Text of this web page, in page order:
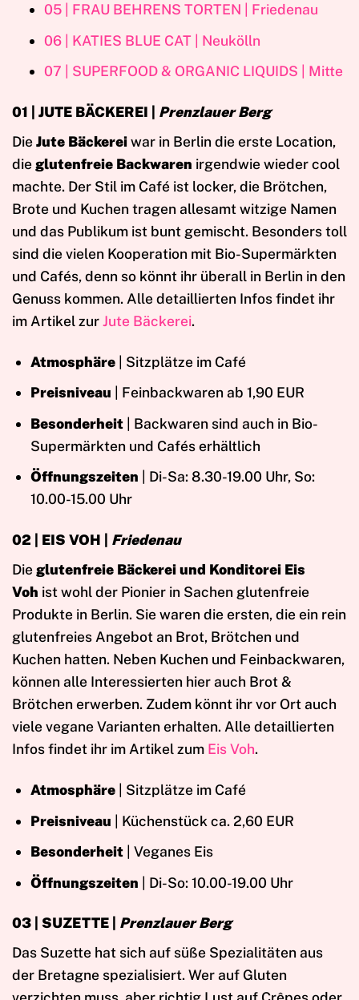
05 | FRAU BEHRENS TORTEN | Friedenau
06 | KATIES BLUE CAT | Neukölln
07 | SUPERFOOD & ORGANIC LIQUIDS | Mitte
01 | JUTE BÄCKEREI
Prenzlauer Berg
DieJute Bäckereiwar in Berlin die erste Location,
dieglutenfreie Backwaren irgendwie wieder cool
machte. Der Stil im Café ist locker, die Brötchen,
Brote und Kuchen tragen allesamt witzige Namen
und das Publikum ist bunt gemischt. Besonders toll
sind die vielen Kooperation mit Bio-Supermärkten
und Cafés, denn so könnt ihr überall in Berlin in den
Genuss kommen. Alle detaillierten Infos findet ihr
im Artikel zurJute Bäckerei.
Atmosphäre| Sitzplätze im Café
Preisniveau | Feinbackwaren ab 1,90 EUR
Besonderheit| Backwaren sind auch in Bio-
Supermärkten und Cafés erhältlich
Öffnungszeiten | Di-Sa: 8.30-19.00 Uhr, So:
10.00-15.00 Uhr
02 | EIS VOH
Friedenau
Dieglutenfreie Bäckerei und Konditorei Eis
Voh ist wohl der Pionier in Sachen glutenfreie
Produkte in Berlin. Sie waren die ersten, die ein rein
glutenfreies Angebot an Brot, Brötchen und
Kuchen hatten. Neben Kuchen und Feinbackwaren,
können alle Interessierten hier auch Brot &
Brötchen erwerben. Zudem könnt ihr vor Ort auch
viele vegane Varianten erhalten. Alle detaillierten
Infos findet ihr im Artikel zum Eis Voh.
Atmosphäre| Sitzplätze im Café
Preisniveau | Küchenstück ca. 2,60 EUR
Besonderheit| Veganes Eis
Öffnungszeiten | Di-So: 10.00-19.00 Uhr
03 | SUZETTE
Prenzlauer Berg
Das Suzette hat sich auf süße Spezialitäten aus
der Bretagne spezialisiert. Wer auf Gluten